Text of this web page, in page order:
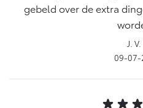
gebeld over de extra
J. V.
09-07-